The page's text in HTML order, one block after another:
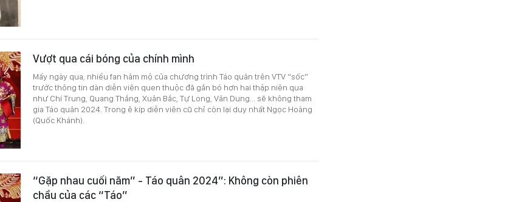
Vượt qua cái bóng của chính mình
Mấy ngày qua, nhiều fan hâm mộ của chương trình Táo quân trên VTV “sốc”
trước thông tin dàn diễn viên quen thuộc đã gắn bó hơn hai thập niên qua
như Chí Trung, Quang Thắng, Xuân Bắc, Tự Long, Vân Dung... sẽ không tham
gia Táo quân 2024. Trong ê kíp diễn viên cũ chỉ còn lại duy nhất Ngọc Hoàng
(Quốc Khánh).
“Gặp nhau cuối năm” - Táo quân 2024”: Không còn phiên
chầu của các “Táo”